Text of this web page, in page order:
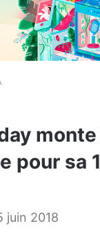
monte
pour sa
juin 2018